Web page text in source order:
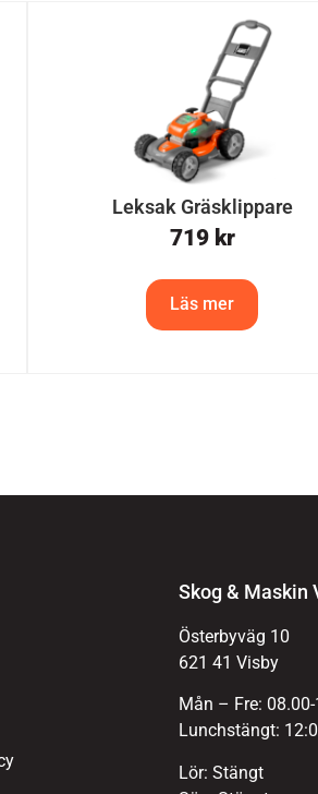
Leksak Gräsklippare
719 kr
Läs mer
Skog & Maskin
Österbyväg 10
621 41 Visby
Mån – Fre:
Lunchstängt:
Lör: Stängt